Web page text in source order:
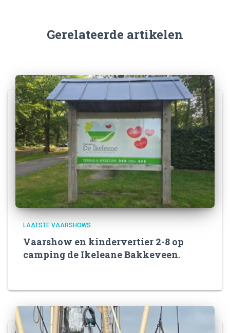
Gerelateerde artikelen
LAATSTE VAARSHOWS
Vaarshow en kindervertier 2-8 op
camping de Ikeleane Bakkeveen.